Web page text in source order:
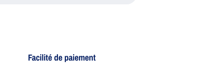
Facilité de paiement